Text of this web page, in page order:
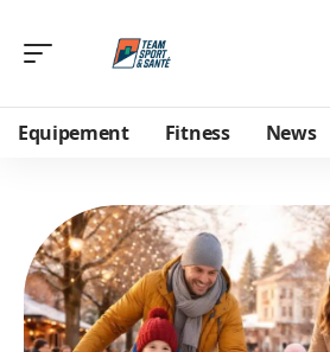
Equipement Fitness News